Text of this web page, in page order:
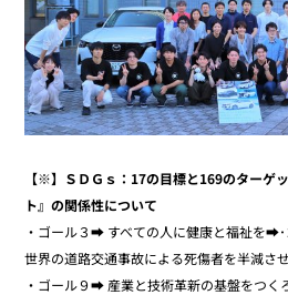
【※】ＳＤＧｓ：17の目標と169のターゲ
ト』の関係性について
・ゴール３➡ すべての人に健康と福祉を➡･
世界の道路交通事故による死傷者を半減させ
・ゴール９➡ 産業と技術革新の基盤をつく